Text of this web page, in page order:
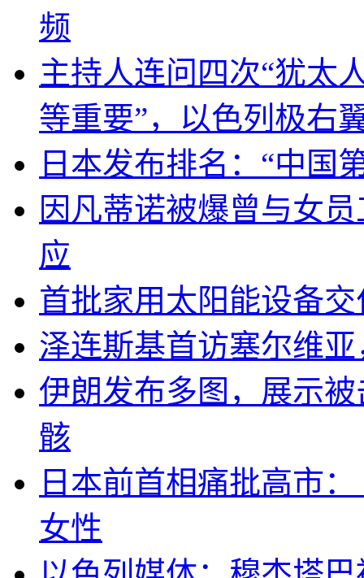
频
主持人连问四次“犹太
等重要”，以色列极右
日本发布排名：“中国
因凡蒂诺被爆曾与女
应
首批家用太阳能设备
泽连斯基首访塞尔维
伊朗发布多图，展示
骸
日本前首相痛批高市
女性